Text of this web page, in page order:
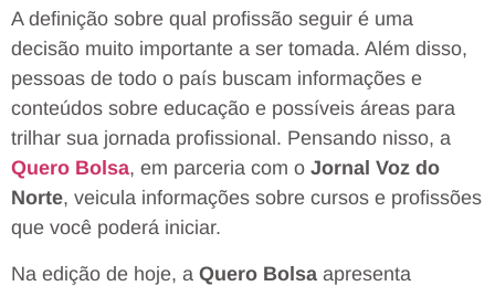
A definição sobre qual profissão seguir é uma
decisão muito importante a ser tomada. Além disso,
pessoas de todo o país buscam informações e
conteúdos sobre educação e possíveis áreas para
trilhar sua jornada profissional. Pensando nisso, a
Quero Bolsa, em parceria com o Jornal Voz do
Norte, veicula informações sobre cursos e profissões
que você poderá iniciar.
Na edição de hoje, a Quero Bolsa apresenta